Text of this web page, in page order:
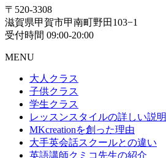
〒520-3308
滋賀県甲賀市甲南町野田103−1
受付時間 09:00-20:00
MENU
大人クラス
子供クラス
学生クラス
レッスンスタイルの詳しい説明
MKcreationを創った理由
大手英会話スクールとの違い
英語講師クミコ先生の紹介